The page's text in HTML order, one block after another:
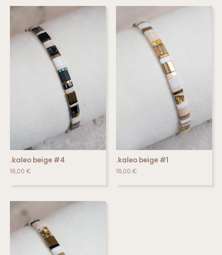
.kaleo beige #4
16,00 €
.kaleo beige #1
16,00 €